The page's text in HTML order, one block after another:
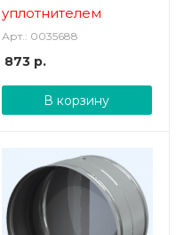
уплотнителем
Арт.: 0035688
873р.
В корзину